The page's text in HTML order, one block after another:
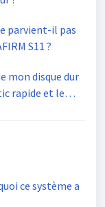
parvient-il pas
S11 ?
mon disque dur
rapide et le
ce système a